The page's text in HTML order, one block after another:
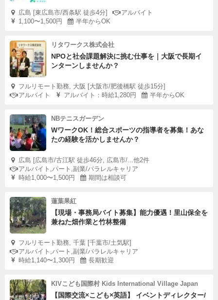
広島 [東広島市/西条駅 徒歩4分]
アルバイト
1,100〜1,500円
半年からOK
リタワークス株式会社
NPOと社会課題解決に挑む仕事を｜大阪で長期イ
ンターンしませんか？
フルリモート勤務, 大阪 [大阪市/肥後橋駅 徒歩15分]
アルバイト
アルバイト：時給1,280円 半年からOK
NBテニスガーデン
WワークOK！総合スポーツの指導者を募集！あな
たの経験を活かしませんか？
広島 [広島市/古江駅 徒歩46分, 広島市/...他2件
アルバイト,パート,副業/パラレルキャリア
時給1,000〜1,500円
期間は相談可
蓮葉果紅
【現場・事務局バイト募集】能力優遇！里山保全を
兼ねた畑作業と竹林整備
フルリモート勤務, 千葉 [千葉市/土気駅]
アルバイト,パート,副業/パラレルキャリア
時給1,140〜1,300円
長期歓迎
KIVこども国際村 Kids International Village Japan
【国際交流×こども×英語】 イベントディレクター/